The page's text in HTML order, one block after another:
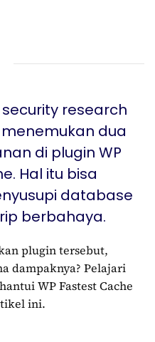
research
dua
di plugin WP
Hal itu bisa
database
berbahaya.
plugin tersebut,
dampaknya? Pelajari
WP Fastest Cache
ini.